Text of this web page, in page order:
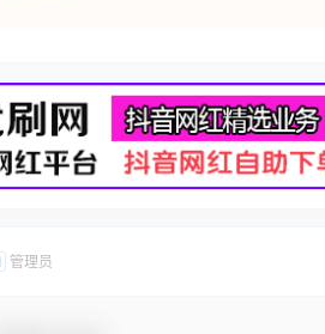
管理员